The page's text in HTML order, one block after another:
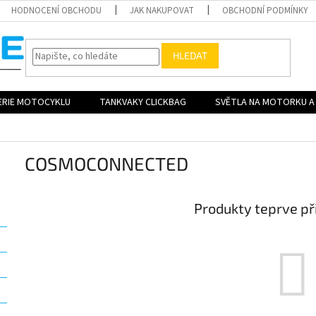
HODNOCENÍ OBCHODU JAK NAKUPOVAT OBCHODNÍ PODMÍNKY
HLEDAT
MOTOCYKLU TANKVAKY CLICKBAG SVĚTLA NA MOTORKU
COSMOCONNECTED
Produkty teprve